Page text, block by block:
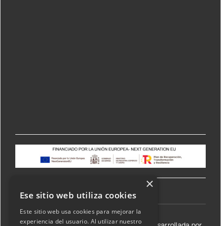
×
Ese sitio web utiliza cookies
Este sitio web usa cookies para mejorar la
experiencia del usuario. Al utilizar nuestro